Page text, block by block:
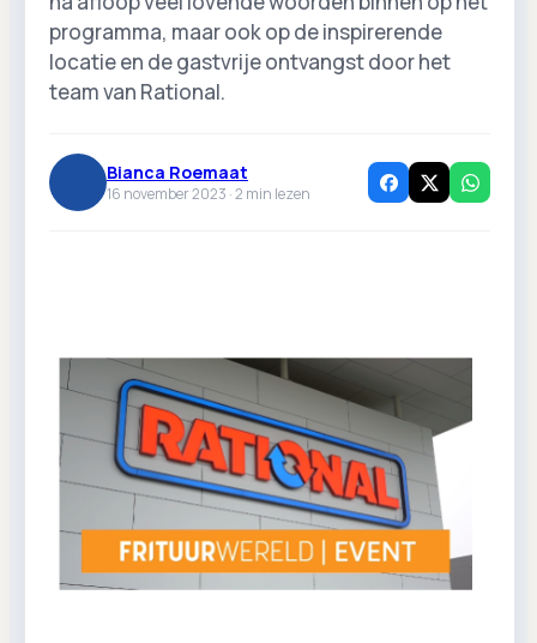
programma, maar ook op de inspirerende
locatie en de gastvrije ontvangst door het
team van Rational.
Bianca Roemaat
16 november 2023 ·2 min lezen